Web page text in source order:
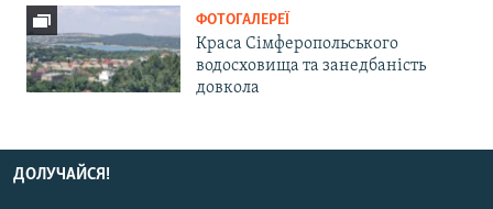
ФОТОГАЛЕРЕЇ
Краса Сімферопольського
водосховища та занедбаність
довкола
ДОЛУЧАЙСЯ!